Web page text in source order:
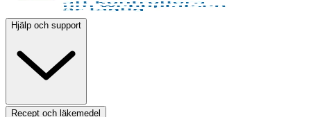
Hjälp och support
Recept och läkemedel